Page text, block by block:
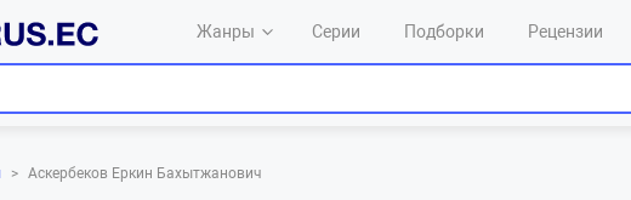
Жанры Серии Подборки Рецензии
> Аскербеков Еркин Бахытжанович